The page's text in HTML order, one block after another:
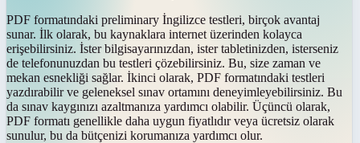
PDF formatındaki preliminary İngilizce testleri, birçok avantaj
sunar. İlk olarak, bu kaynaklara internet üzerinden kolayca
erişebilirsiniz. İster bilgisayarınızdan, ister tabletinizden, isterseniz
de telefonunuzdan bu testleri çözebilirsiniz. Bu, size zaman ve
mekan esnekliği sağlar. İkinci olarak, PDF formatındaki testleri
yazdırabilir ve geleneksel sınav ortamını deneyimleyebilirsiniz. Bu
da sınav kaygınızı azaltmanıza yardımcı olabilir. Üçüncü olarak,
PDF formatı genellikle daha uygun fiyatlıdır veya ücretsiz olarak
sunulur, bu da bütçenizi korumanıza yardımcı olur.